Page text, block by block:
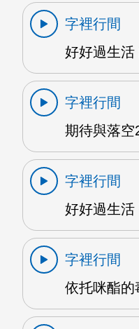
字裡行間
好好過生活
字裡行間
期待與落空
字裡行間
好好過生活
字裡行間
依托咪酯的